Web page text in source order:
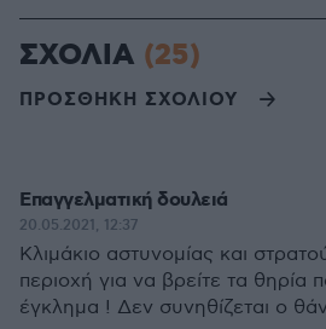
ΣΧΟΛΙΑ (25)
ΠΡΟΣΘΗΚΗ ΣΧΟΛΙΟΥ
Επαγγελματική δουλειά
20.05.2021, 12:37
Κλιμάκιο αστυνομίας και
περιοχή για να βρείτε τα θηρία
έγκλημα ! Δεν συνηθίζεται ο